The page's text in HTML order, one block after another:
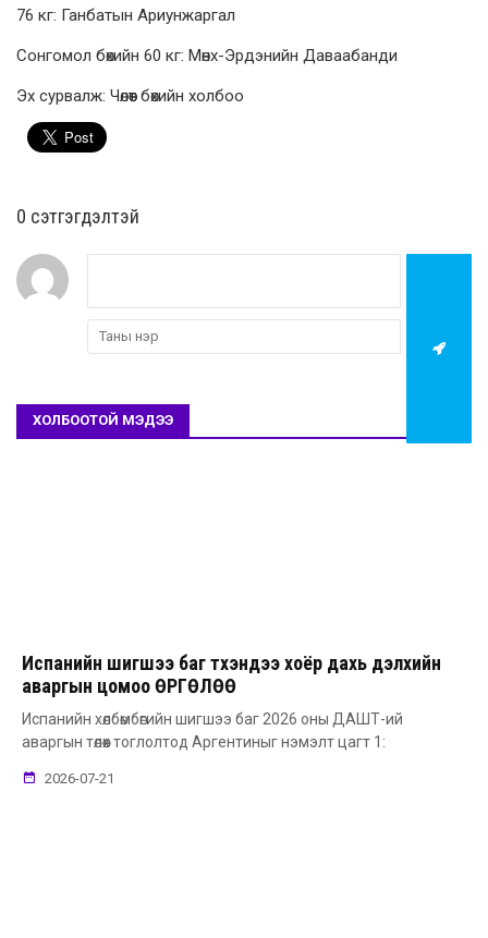
76 кг: Ганбатын Ариунжаргал
Сонгомол бөхийн 60 кг: Мөнх-Эрдэнийн Даваабанди
Эх сурвалж: Чөлөөт бөхийн холбоо
0 cэтгэгдэлтэй
ХОЛБООТОЙ МЭДЭЭ
Испанийн шигшээ баг түүхэндээ хоёр дахь дэлхийн
аваргын цомоо ӨРГӨЛӨӨ
Испанийн хөлбөмбөгийн шигшээ баг 2026 оны ДАШТ-ий
аваргын төлөөх тоглолтод Аргентиныг нэмэлт цагт 1:
2026-07-21